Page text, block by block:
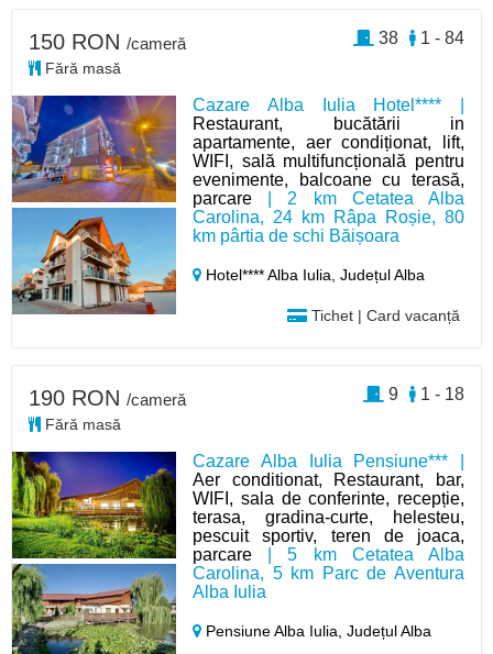
Cazare Alba Iulia Hotel**** |
Restaurant, bucătării in
apartamente, aer condiționat, lift,
WIFI, sală multifuncțională pentru
evenimente, balcoane cu terasă,
parcare | 2 km Cetatea Alba
Carolina, 24 km Râpa Roșie, 80
km pârtia de schi Băișoara
Hotel**** Alba Iulia,Județul Alba
Tichet | Card vacanță
150 RON /cameră
Fără masă
1 - 84
38
Cazare Alba Iulia Pensiune*** |
Aer conditionat, Restaurant, bar,
WIFI, sala de conferinte, recepție,
terasa, gradina-curte, helesteu,
pescuit sportiv, teren de joaca,
parcare | 5 km Cetatea Alba
Carolina, 5 km Parc de Aventura
Alba Iulia
Pensiune Alba Iulia,Județul Alba
190 RON /cameră
Fără masă
1 - 18
9